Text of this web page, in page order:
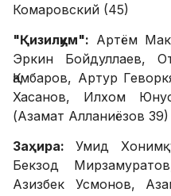
Комаровский (45)
"Қизилқум": Артём
Эркин Бойдуллаев,
Қамбаров, Артур
Хасанов, Илхом
(Азамат Алланиёзов
Заҳира: Умид
Бекзод
Азизбек Усмонов,